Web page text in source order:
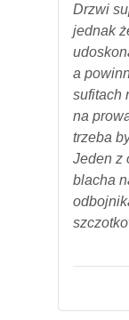
Drzwi
jednak
a
sufitach
na
trzeba
Jeden z
blacha